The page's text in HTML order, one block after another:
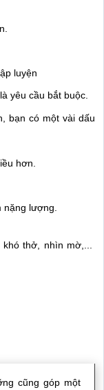
luyện
yêu cầu bắt buộc.
bạn có một vài dấu
hơn.
nặng lượng.
thở, nhìn mờ,...
cũng góp một